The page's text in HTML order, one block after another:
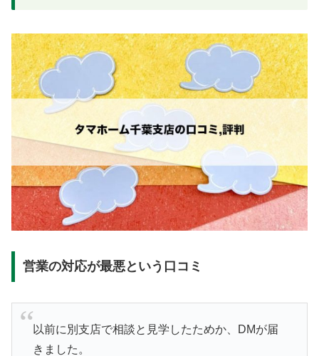
営業の対応が最悪という口コミ
以前に別支店で相談と見学したためか、DMが届
きました。